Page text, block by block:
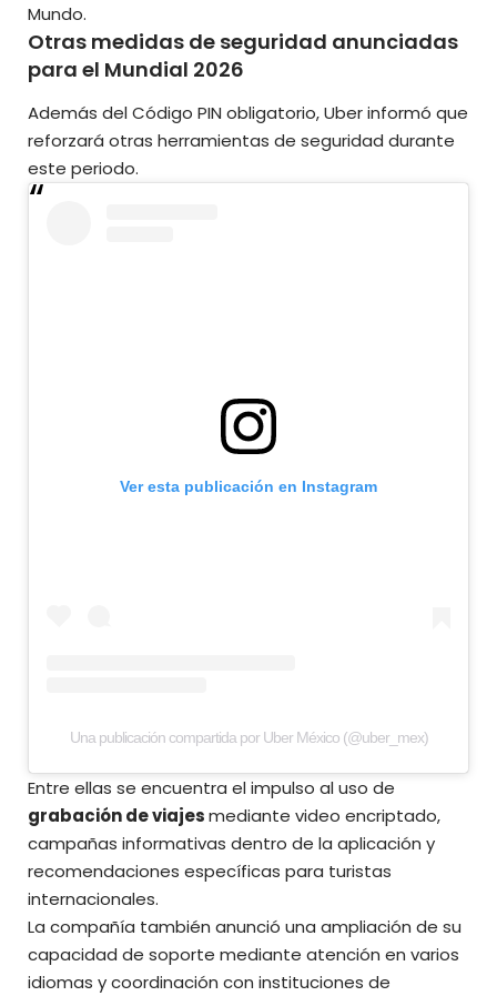
Mundo.
Otras medidas de seguridad anunciadas
para el Mundial 2026
Además del Código PIN obligatorio, Uber informó que
reforzará otras herramientas de seguridad durante
este periodo.
Ver esta publicación en Instagram
Una publicación compartida por Uber México (@uber_mex)
Entre ellas se encuentra el impulso al uso de
grabación de viajesmediante video encriptado,
campañas informativas dentro de la aplicación y
recomendaciones específicas para turistas
internacionales.
La compañía también anunció una ampliación de su
capacidad de soporte mediante atención en varios
idiomas y coordinación con instituciones de